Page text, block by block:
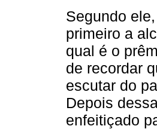
Segundo
primeiro a
qual é o
de recordar
escutar do
Depois
enfeitiçado